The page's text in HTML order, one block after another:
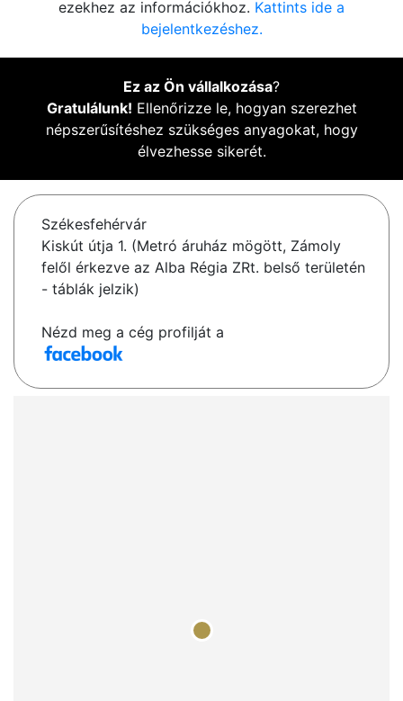
ezekhez az információkhoz. Kattints ide a
bejelentkezéshez.
Ez az Ön vállalkozása?
Gratulálunk! Ellenőrizze le, hogyan szerezhet
népszerűsítéshez szükséges anyagokat, hogy
élvezhesse sikerét.
Székesfehérvár
Kiskút útja 1. (Metró áruház mögött, Zámoly
felől érkezve az Alba Régia ZRt. belső területén
- táblák jelzik)
Nézd meg a cég profilját a